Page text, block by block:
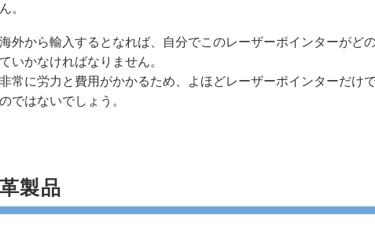
ん。
海外から輸入するとなれば、自分でこのレーザーポインターがど
ていかなければなりません。
非常に労力と費用がかかるため、よほどレーザーポインターだけ
のではないでしょう。
革製品